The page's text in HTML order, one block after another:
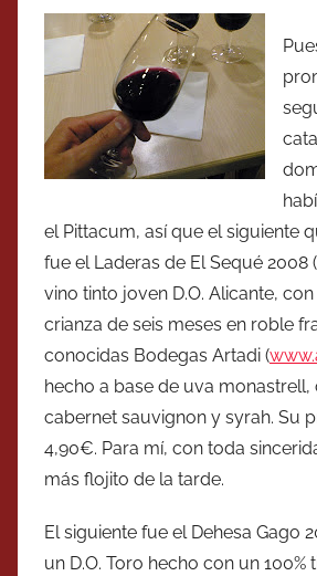
el Pittacum, así que el siguiente
fue el Laderas de El Sequé 2008
vino tinto joven D.O. Alicante,
crianza de seis meses en roble
conocidas Bodegas Artadi (
hecho a base de uva
cabernet sauvignon y syrah. Su
4,90€. Para mí, con toda
más flojito de la tarde.
El siguiente fue el Dehesa Gago
un D.O. Toro hecho con un 100%